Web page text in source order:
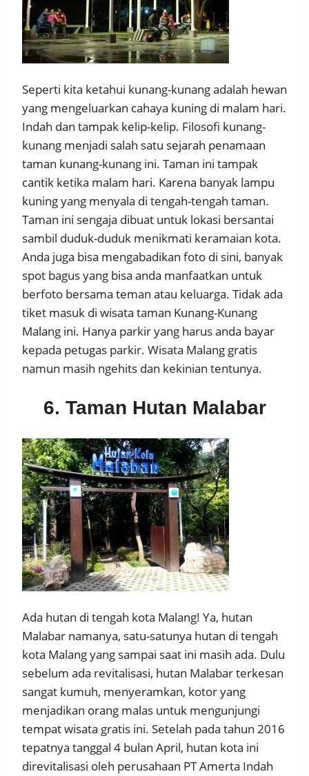
Seperti kita ketahui kunang-kunang adalah hewan
yang mengeluarkan cahaya kuning di malam hari.
Indah dan tampak kelip-kelip. Filosofi kunang-
kunang menjadi salah satu sejarah penamaan
taman kunang-kunang ini. Taman ini tampak
cantik ketika malam hari. Karena banyak lampu
kuning yang menyala di tengah-tengah taman.
Taman ini sengaja dibuat untuk lokasi bersantai
sambil duduk-duduk menikmati keramaian kota.
Anda juga bisa mengabadikan foto di sini, banyak
spot bagus yang bisa anda manfaatkan untuk
berfoto bersama teman atau keluarga. Tidak ada
tiket masuk di wisata taman Kunang-Kunang
Malang ini. Hanya parkir yang harus anda bayar
kepada petugas parkir. Wisata Malang gratis
namun masih ngehits dan kekinian tentunya.
6. Taman Hutan Malabar
Ada hutan di tengah kota Malang! Ya, hutan
Malabar namanya, satu-satunya hutan di tengah
kota Malang yang sampai saat ini masih ada. Dulu
sebelum ada revitalisasi, hutan Malabar terkesan
sangat kumuh, menyeramkan, kotor yang
menjadikan orang malas untuk mengunjungi
tempat wisata gratis ini. Setelah pada tahun 2016
tepatnya tanggal 4 bulan April, hutan kota ini
direvitalisasi oleh perusahaan PT Amerta Indah